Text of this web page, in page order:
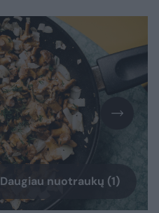
Daugiau nuotraukų (1)